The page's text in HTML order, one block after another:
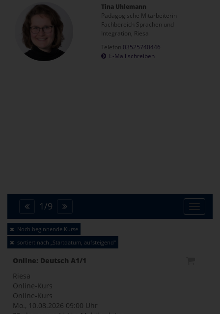
Tina Uhlemann
Pädagogische Mitarbeiterin
Fachbereich Sprachen und
Integration, Riesa
Telefon 03525740446
E-Mail schreiben
Toggle
1/9
Noch beginnende Kurse
sortiert nach „Startdatum, aufsteigend“
Online: Deutsch A1/1
Riesa
Online-Kurs
Online-Kurs
Mo., 10.08.2026 09:00 Uhr